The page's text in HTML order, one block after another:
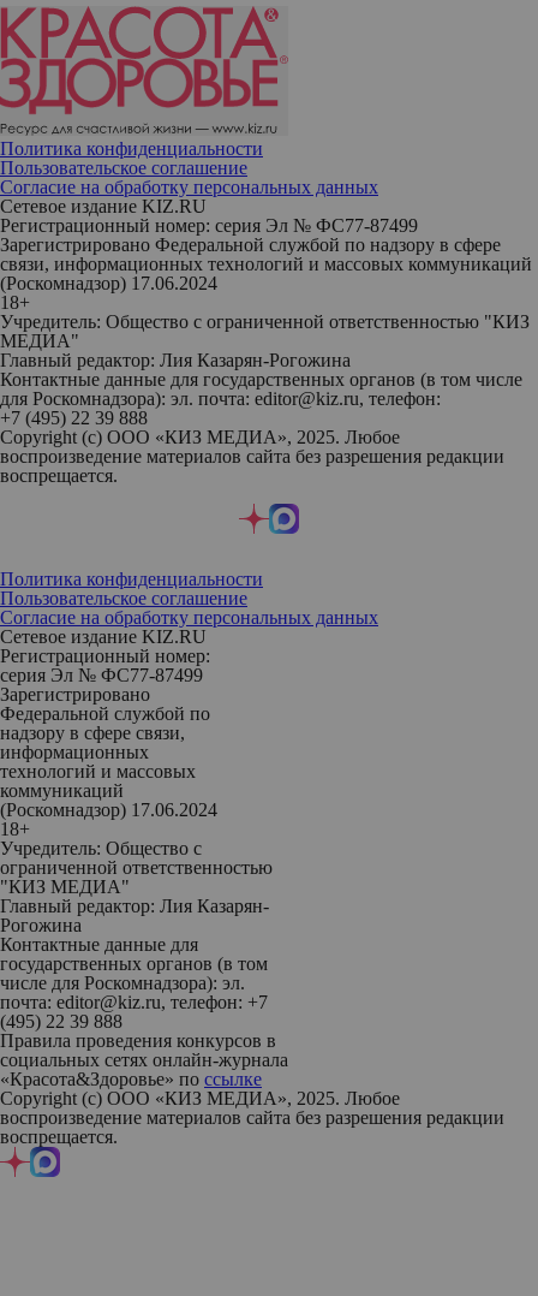
Политика конфиденциальности
Пользовательское соглашение
Согласие на обработку персональных данных
Сетевое издание KIZ.RU
Регистрационный номер: серия Эл № ФС77-87499
Зарегистрировано Федеральной службой по надзору в сфере
связи, информационных технологий и массовых коммуникаций
(Роскомнадзор) 17.06.2024
18+
Учредитель: Общество с ограниченной ответственностью "КИЗ
МЕДИА"
Главный редактор: Лия Казарян-Рогожина
Контактные данные для государственных органов (в том числе
для Роскомнадзора): эл. почта: editor@kiz.ru, телефон:
+7 (495) 22 39 888
Copyright (с) ООО «КИЗ МЕДИА», 2025. Любое
воспроизведение материалов сайта без разрешения редакции
воспрещается.
Политика конфиденциальности
Пользовательское соглашение
Согласие на обработку персональных данных
Сетевое издание KIZ.RU
Регистрационный номер:
серия Эл № ФС77-87499
Зарегистрировано
Федеральной службой по
надзору в сфере связи,
информационных
технологий и массовых
коммуникаций
(Роскомнадзор) 17.06.2024
18+
Учредитель: Общество с
ограниченной ответственностью
"КИЗ МЕДИА"
Главный редактор: Лия Казарян-
Рогожина
Контактные данные для
государственных органов (в том
числе для Роскомнадзора): эл.
почта: editor@kiz.ru, телефон: +7
(495) 22 39 888
Правила проведения конкурсов в
социальных сетях онлайн-журнала
«Красота&Здоровье» по ссылке
Copyright (с) ООО «КИЗ МЕДИА», 2025. Любое
воспроизведение материалов сайта без разрешения редакции
воспрещается.